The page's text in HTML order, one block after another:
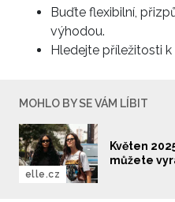
Buďte flexibilní,
výhodou.
Hledejte příležitosti
MOHLO BY SE VÁM LÍBIT
Květen
můžete
elle.cz